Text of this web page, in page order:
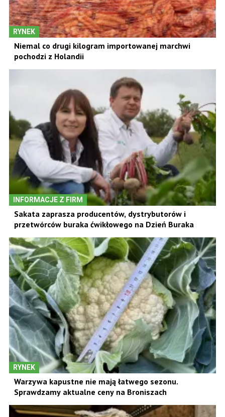
RYNEK
Niemal co drugi kilogram importowanej marchwi
pochodzi z Holandii
INFORMACJE Z FIRM
Sakata zaprasza producentów, dystrybutorów i
przetwórców buraka ćwikłowego na Dzień Buraka
RYNEK
Warzywa kapustne nie mają łatwego sezonu.
Sprawdzamy aktualne ceny na Broniszach